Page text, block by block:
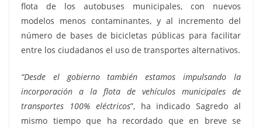
flota de los autobuses municipales, con nuevos
modelos menos contaminantes, y al incremento del
número de bases de bicicletas públicas para facilitar
entre los ciudadanos el uso de transportes alternativos.
“Desde el gobierno también estamos impulsando la
incorporación a la flota de vehículos municipales de
transportes 100% eléctricos”, ha indicado Sagredo al
mismo tiempo que ha recordado que en breve se